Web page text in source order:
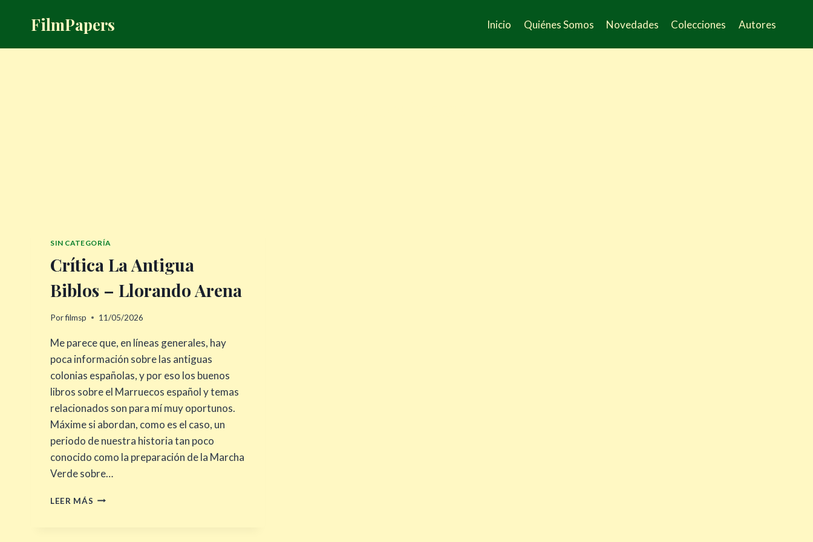
FilmPapers Inicio Quiénes Somos Novedades Colecciones Autores
SIN CATEGORÍA
Crítica La Antigua
Biblos – Llorando Arena
Porfilmsp 11/05/2026
Me parece que, en líneas generales, hay
poca información sobre las antiguas
colonias españolas, y por eso los buenos
libros sobre el Marruecos español y temas
relacionados son para mí muy oportunos.
Máxime si abordan, como es el caso, un
periodo de nuestra historia tan poco
conocido como la preparación de la Marcha
Verde sobre…
LEER MÁS CRÍTICA